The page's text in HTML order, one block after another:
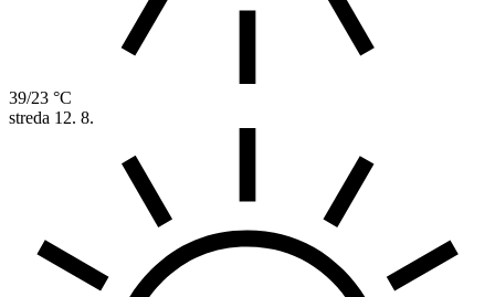
39/23 °C
streda 12. 8.